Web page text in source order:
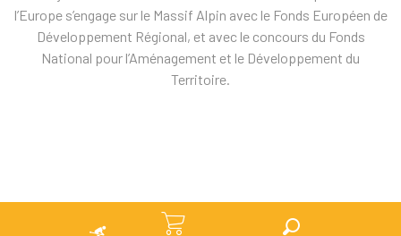
l’Europe s’engage sur le Massif Alpin avec le Fonds Européen de
Développement Régional, et avec le concours du Fonds
National pour l’Aménagement et le Développement du
Territoire.